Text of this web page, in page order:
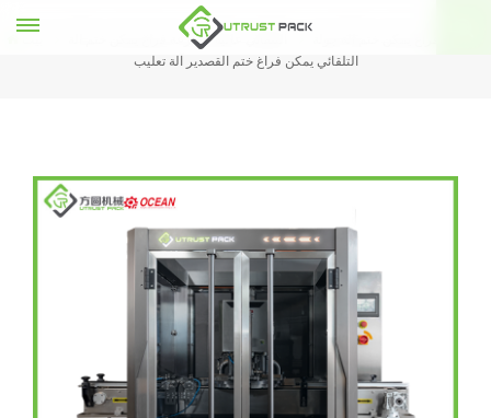
التلقائي عالية السرعة فراغ يمكن ختم آلة
التلقائي يمكن فراغ ختم القصدير آلة تعليب